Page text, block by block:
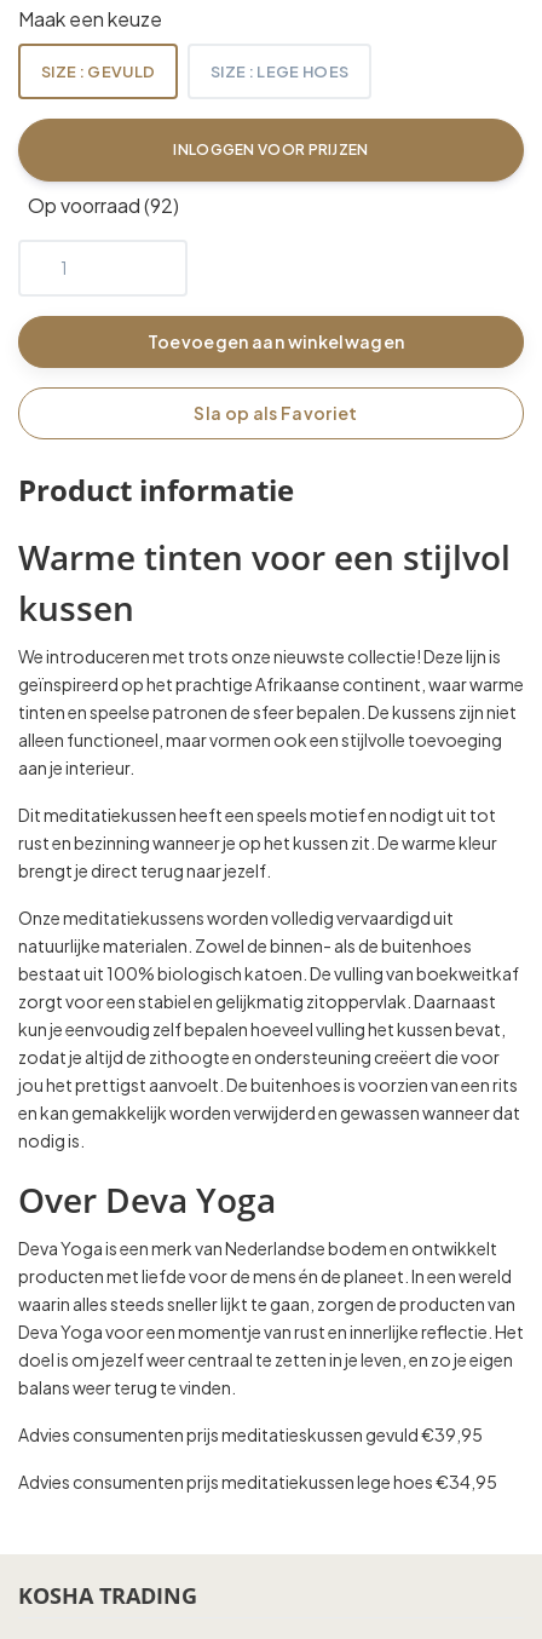
Maak een keuze
SIZE : GEVULD SIZE : LEGE HOES
INLOGGEN VOOR PRIJZEN
Op voorraad (92)
Toevoegen aan winkelwagen
Sla op als Favoriet
Product informatie
Warme tinten voor een stijlvol
kussen
We introduceren met trots onze nieuwste collectie! Deze lijn is
geïnspireerd op het prachtige Afrikaanse continent, waar warme
tinten en speelse patronen de sfeer bepalen. De kussens zijn niet
alleen functioneel, maar vormen ook een stijlvolle toevoeging
aan je interieur.
Dit meditatiekussen heeft een speels motief en nodigt uit tot
rust en bezinning wanneer je op het kussen zit. De warme kleur
brengt je direct terug naar jezelf.
Onze meditatiekussens worden volledig vervaardigd uit
natuurlijke materialen. Zowel de binnen- als de buitenhoes
bestaat uit 100% biologisch katoen. De vulling van boekweitkaf
zorgt voor een stabiel en gelijkmatig zitoppervlak. Daarnaast
kun je eenvoudig zelf bepalen hoeveel vulling het kussen bevat,
zodat je altijd de zithoogte en ondersteuning creëert die voor
jou het prettigst aanvoelt. De buitenhoes is voorzien van een rits
en kan gemakkelijk worden verwijderd en gewassen wanneer dat
nodig is.
Over Deva Yoga
Deva Yoga is een merk van Nederlandse bodem en ontwikkelt
producten met liefde voor de mens én de planeet. In een wereld
waarin alles steeds sneller lijkt te gaan, zorgen de producten van
Deva Yoga voor een momentje van rust en innerlijke reflectie. Het
doel is om jezelf weer centraal te zetten in je leven, en zo je eigen
balans weer terug te vinden.
Advies consumenten prijs meditatieskussen gevuld €39,95
Advies consumenten prijs meditatiekussen lege hoes €34,95
KOSHA TRADING